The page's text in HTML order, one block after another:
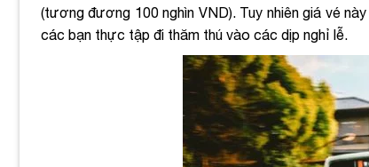
(tương đương 100 nghìn VND). Tuy nhiên giá vé
các bạn thực tập đi thăm thú vào các dịp nghỉ lễ.